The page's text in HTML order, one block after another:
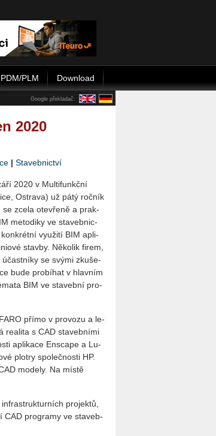
PDM/PLM Download
Google překladač:
2020
| Stavebnictví
2020 v Mul­ti­funkč­ní
Os­t­ra­va) už pátý roč­ník
se zcela ote­vře­ně a prak­
me­to­di­ky ve sta­veb­nic­
vy­u­ži­tí BIM apli­
stav­by. Ně­ko­lik firem,
se svými zku­še­
bude pro­bí­hat v hlav­ním
BIM ve sta­veb­ní pro­
přímo v pro­vo­zu a le­
re­a­li­ta s CAD sta­veb­ní­mi
apli­ka­ce Ens­ca­pe a Lu­
plot­ry spo­leč­nos­ti HP.
mo­de­ly. Na místě
pro­jek­tů,
CAD pro­gra­my ve sta­veb­